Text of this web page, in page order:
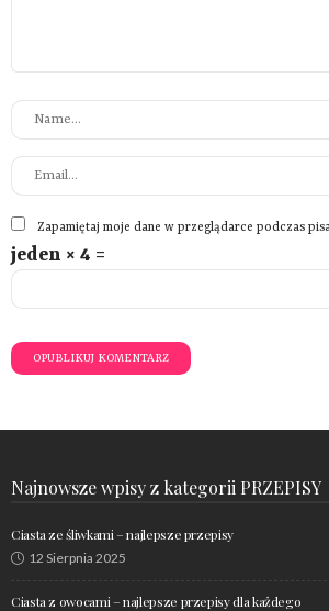
Zapamiętaj moje dane w przeglądarce podczas
jeden × 4 =
Najnowsze wpisy z kategorii PRZEPISY
Ciasta ze śliwkami – najlepsze przepisy
12 Sierpnia 2025
Ciasta z owocami – najlepsze przepisy dla każdego